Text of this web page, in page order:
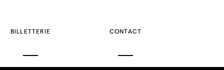
BILLETTERIE CONTACT